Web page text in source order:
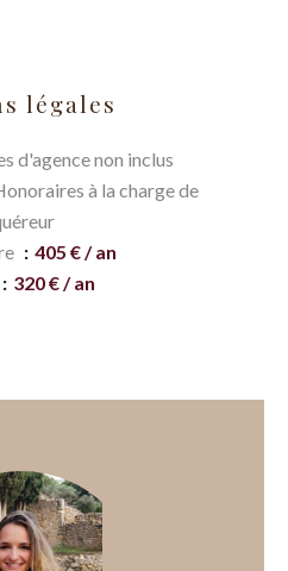
légales
d'agence non inclus
à la charge de
405 € / an
320 € / an